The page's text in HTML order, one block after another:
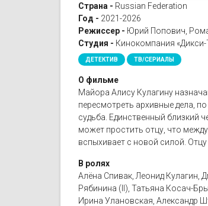
Страна - Russian Federation
Год - 2021-2026
Режиссер - Юрий Попович,
Студия - Кинокомпания «Дикси-
ДЕТЕКТИВ ТВ/СЕРИАЛЫ
О фильме
Майора Алису Кулагину
пересмотреть архивные дела,
судьба. Единственный близкий
может простить отцу, что
вспыхивает с новой силой.
В ролях
Алёна Спивак, Леонид Кулагин,
Рябинина (II), Татьяна Косач-
Ирина Улановская, Александр